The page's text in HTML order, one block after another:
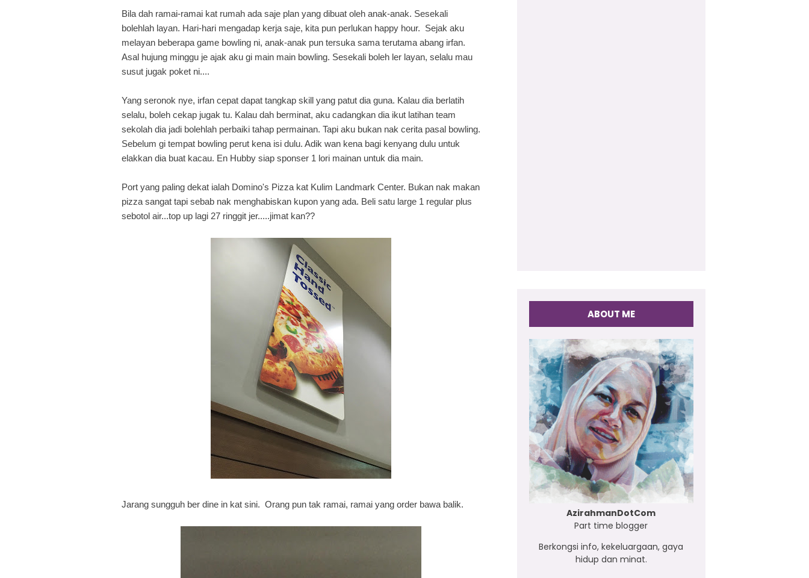
Bila dah ramai-ramai kat rumah ada saje plan yang dibuat oleh anak-anak. Sesekali
bolehlah layan. Hari-hari mengadap kerja saje, kita pun perlukan happy hour. Sejak aku
melayan beberapa game bowling ni, anak-anak pun tersuka sama terutama abang irfan.
Asal hujung minggu je ajak aku gi main main bowling. Sesekali boleh ler layan, selalu mau
susut jugak poket ni....
Yang seronok nye, irfan cepat dapat tangkap skill yang patut dia guna. Kalau dia berlatih
selalu, boleh cekap jugak tu. Kalau dah berminat, aku cadangkan dia ikut latihan team
sekolah dia jadi bolehlah perbaiki tahap permainan. Tapi aku bukan nak cerita pasal bowling.
Sebelum gi tempat bowling perut kena isi dulu. Adik wan kena bagi kenyang dulu untuk
elakkan dia buat kacau. En Hubby siap sponser 1 lori mainan untuk dia main.
Port yang paling dekat ialah Domino's Pizza kat Kulim Landmark Center. Bukan nak makan
pizza sangat tapi sebab nak menghabiskan kupon yang ada. Beli satu large 1 regular plus
sebotol air...top up lagi 27 ringgit jer.....jimat kan??
Jarang sungguh ber dine in kat sini. Orang pun tak ramai, ramai yang order bawa balik.
ABOUT ME
AzirahmanDotCom
Part time blogger
Berkongsi info, kekeluargaan, gaya
hidup dan minat.